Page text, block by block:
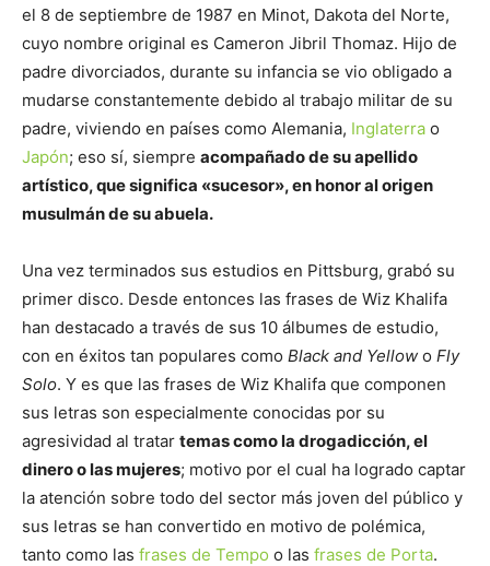
el 8 de septiembre de 1987 en Minot, Dakota del Norte,
cuyo nombre original es Cameron Jibril Thomaz. Hijo de
padre divorciados, durante su infancia se vio obligado a
mudarse constantemente debido al trabajo militar de su
padre, viviendo en países como Alemania, Inglaterra o
Japón; eso sí, siempre acompañado de su apellido
artístico, que significa «sucesor», en honor al origen
musulmán de su abuela.
Una vez terminados sus estudios en Pittsburg, grabó su
primer disco. Desde entonces las frases de Wiz Khalifa
han destacado a través de sus 10 álbumes de estudio,
con en éxitos tan populares como Black and Yellow o Fly
Solo. Y es que las frases de Wiz Khalifa que componen
sus letras son especialmente conocidas por su
agresividad al tratar temas como la drogadicción, el
dinero o las mujeres; motivo por el cual ha logrado captar
la atención sobre todo del sector más joven del público y
sus letras se han convertido en motivo de polémica,
tanto como las frases de Tempo o las frases de Porta.